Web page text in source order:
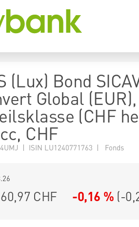
(Lux) Bond
Global (EUR),
(CHF
CHF
| ISIN LU1240771763 | Fonds
CHF -0,16 % (-